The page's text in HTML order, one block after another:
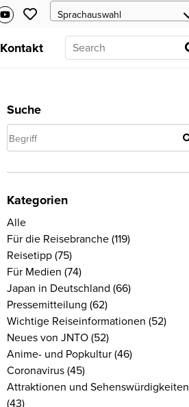
Kontakt
Suche
Kategorien
Alle
Für die Reisebranche (119)
Reisetipp (75)
Für Medien (74)
Japan in Deutschland (66)
Pressemitteilung (62)
Wichtige Reiseinformationen (52)
Neues von JNTO (52)
Anime- und Popkultur (46)
Coronavirus (45)
Attraktionen und Sehenswürdigkeiten
(43)